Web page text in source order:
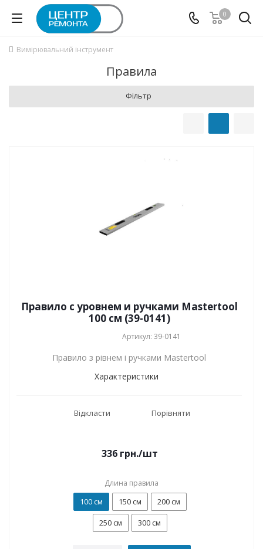
0
Вимірювальний інструмент
Правила
Фільтр
Правило с уровнем и ручками Mastertool
100 см (39-0141)
Артикул: 39-0141
Правило з рівнем і ручками Mastertool
Характеристики
Відкласти Порівняти
336грн./шт
Длина правила
100 см 150 см
200 см
250 см
300 см